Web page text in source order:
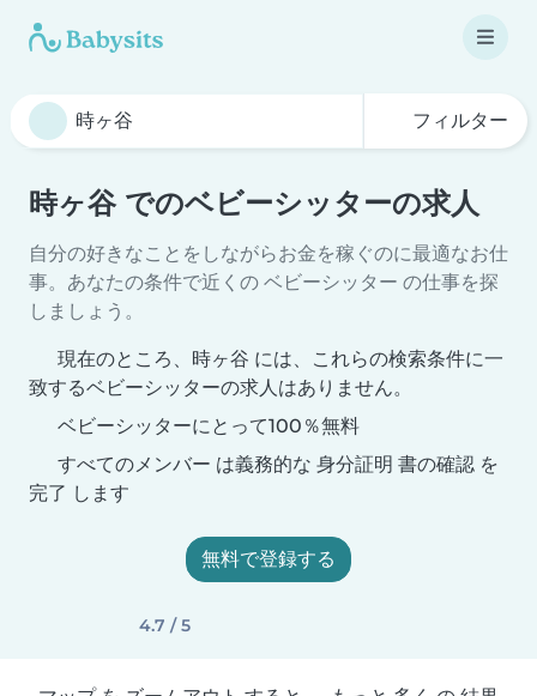
フィルター
時ヶ谷 でのベビーシッターの求人
自分の好きなことをしながらお金を稼ぐのに最適なお仕
事。あなたの条件で近くの ベビーシッター の仕事を探
しましょう。
現在のところ、時ヶ谷 には、これらの検索条件に一
致するベビーシッターの求人はありません。
ベビーシッターにとって100％無料
すべてのメンバー は義務的な 身分証明 書の確認 を
完了 します
無料で登録する
4.7 / 5